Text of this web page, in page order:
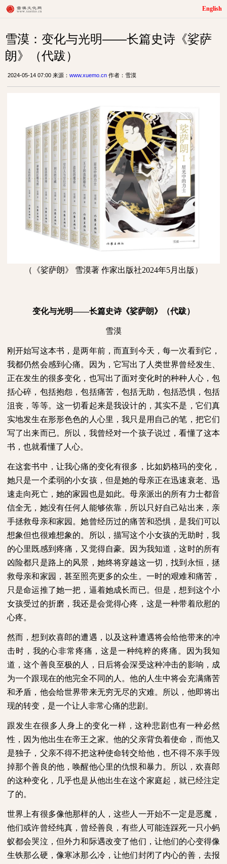
English
雪漠：变化与光明——长篇史诗《娑萨
朗》（代跋）
2024-05-14 07:00 来源： www.xuemo.cn 作者：雪漠
（《娑萨朗》 雪漠著 作家出版社2024年5月出版）
变化与光明——长篇史诗《娑萨朗》（代跋）
雪漠
刚开始写这本书，是两年前，而直到今天，每一次看到它，
我都仍然会感到心痛。因为，它写出了人类世界曾经发生、
正在发生的很多变化，也写出了面对变化时的种种人心，包
括心碎，包括抱怨，包括痛苦，包括无助，包括恐惧，包括
沮丧，等等。这一切看起来是我设计的，其实不是，它们真
实地发生在形形色色的人心里，我只是用自己的笔，把它们
写了出来而已。所以，我曾经对一个孩子说过，看懂了这本
书，也就看懂了人心。
在这套书中，让我心痛的变化有很多，比如奶格玛的变化，
她只是一个柔弱的小女孩，但是她的母亲正在迅速衰老、迅
速走向死亡，她的家园也是如此。母亲派出的所有力士都音
信全无，她没有任何人能够依靠，所以只好自己站出来，亲
手拯救母亲和家园。她曾经历过的痛苦和恐惧，是我们可以
想象但也很难想象的。所以，描写这个小女孩的无助时，我
的心里既感到疼痛，又觉得自豪。因为我知道，这时的所有
凶险都只是路上的风景，她终将穿越这一切，找到永恒，拯
救母亲和家园，甚至照亮更多的众生。一时的艰难和痛苦，
只是命运推了她一把，逼着她成长而已。但是，想到这个小
女孩受过的折磨，我还是会觉得心疼，这是一种带着欣慰的
心疼。
然而，想到欢喜郎的遭遇，以及这种遭遇将会给他带来的冲
击时，我的心非常疼痛，这是一种纯粹的疼痛。因为我知
道，这个善良至极的人，日后将会深受这种冲击的影响，成
为一个跟现在的他完全不同的人。他的人生中将会充满痛苦
和矛盾，他会给世界带来无穷无尽的灾难。所以，他即将出
现的转变，是一个让人非常心痛的悲剧。
跟发生在很多人身上的变化一样，这种悲剧也有一种必然
性，因为他出生在帝王之家。他的父亲背负着使命，而他又
是独子，父亲不得不把这种使命转交给他，也不得不亲手毁
掉那个善良的他，唤醒他心里的仇恨和暴力。所以，欢喜郎
的这种变化，几乎也是从他出生在这个家庭起，就已经注定
了的。
世界上有很多像他那样的人，这些人一开始不一定是恶魔，
他们或许曾经纯真，曾经善良，有些人可能连踩死一只小蚂
蚁都会哭泣，但外力和际遇改变了他们，让他们的心变得像
生铁那么硬，像寒冰那么冷，让他们封闭了内心的善，去报